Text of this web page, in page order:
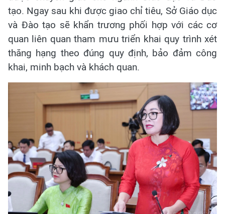
tạo. Ngay sau khi được giao chỉ tiêu, Sở Giáo dục
và Đào tạo sẽ khẩn trương phối hợp với các cơ
quan liên quan tham mưu triển khai quy trình xét
thăng hạng theo đúng quy định, bảo đảm công
khai, minh bạch và khách quan.